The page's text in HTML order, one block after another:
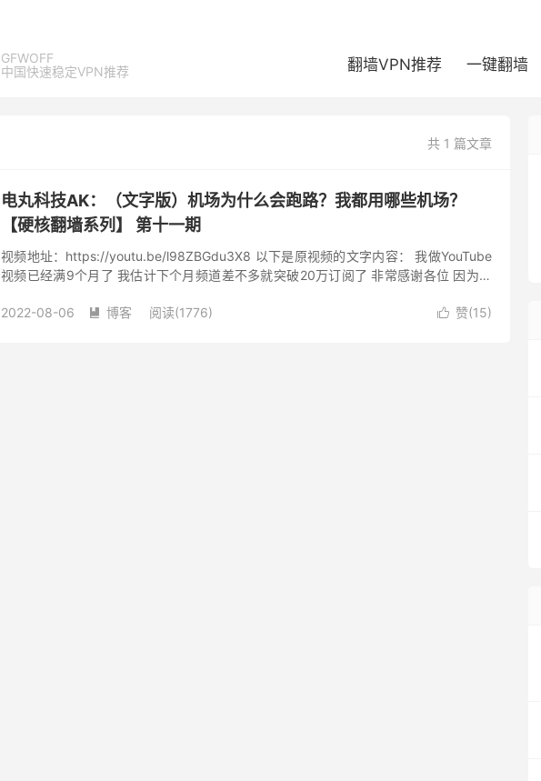
GFWOFF
中国快速稳定VPN推荐
翻墙VPN推荐 一键翻墙
共 1 篇文章
电丸科技AK：（文字版）机场为什么会跑路？我都用哪些机场？
【硬核翻墙系列】 第十一期
视频地址：https://youtu.be/l98ZBGdu3X8 以下是原视频的文字内容： 我做YouT­ube
视频已­经满9个月了­ 我估计下个月­频道差不多就­突破20万订­阅了 非常感谢各位­ 因为最
 赞(15)
2022-08-06  博客 阅读(1776)